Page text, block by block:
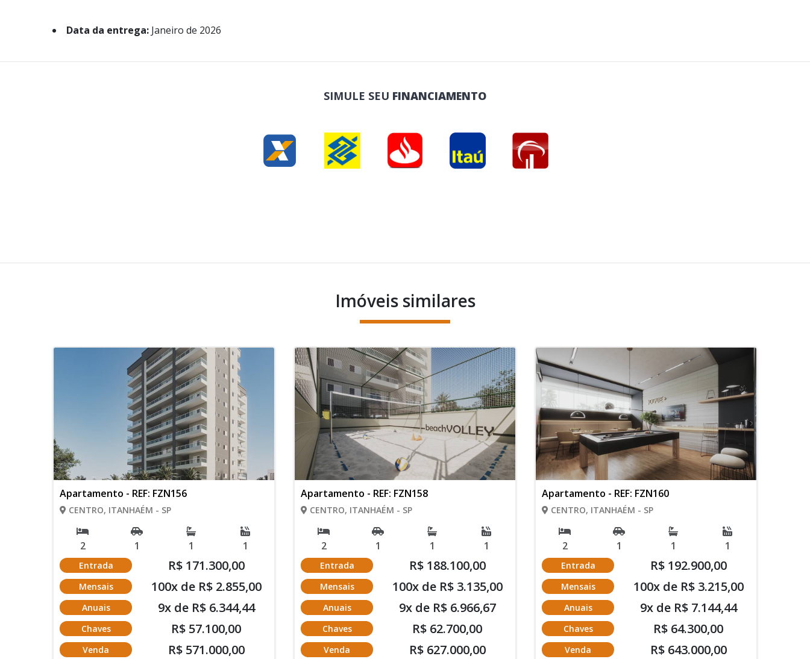
Data da entrega: Janeiro de 2026
SIMULE SEU FINANCIAMENTO
Imóveis similares
Apartamento - REF: FZN156
CENTRO, ITANHAÉM - SP
2 1 1 1
Entrada R$ 171.300,00
Mensais 100x de R$ 2.855,00
Anuais 9x de R$ 6.344,44
Chaves R$ 57.100,00
Venda R$ 571.000,00
Apartamento - REF: FZN158
CENTRO, ITANHAÉM - SP
2 1 1 1
Entrada R$ 188.100,00
Mensais 100x de R$ 3.135,00
Anuais 9x de R$ 6.966,67
Chaves R$ 62.700,00
Venda R$ 627.000,00
Apartamento - REF: FZN160
CENTRO, ITANHAÉM - SP
2 1 1 1
Entrada R$ 192.900,00
Mensais 100x de R$ 3.215,00
Anuais 9x de R$ 7.144,44
Chaves R$ 64.300,00
Venda R$ 643.000,00